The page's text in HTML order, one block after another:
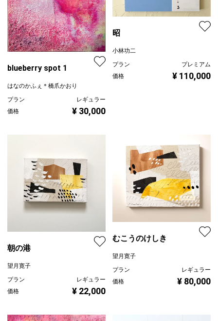
blueberry spot 1
はなのかふぇ＊橋爪かおり
プラン
レギュラー
価格
¥ 30,000
昭
小林功二
プラン
プレミアム
価格
¥ 110,000
朝の港
望月寛子
プラン
レギュラー
価格
¥ 22,000
むこうのけしき
望月寛子
プラン
レギュラー
価格
¥ 80,000